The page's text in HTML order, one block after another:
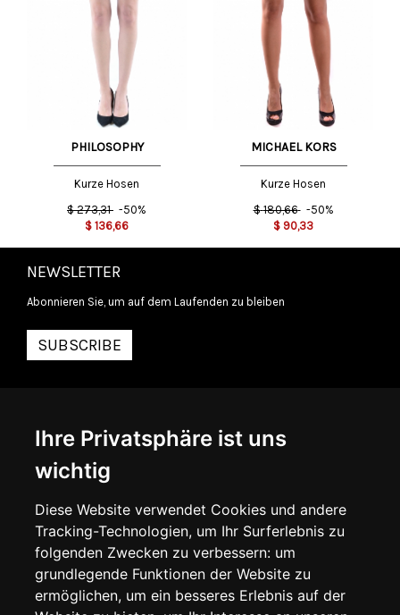
Ihre Privatsphäre ist uns
wichtig
Diese Website verwendet Cookies und andere
Tracking-Technologien, um Ihr Surferlebnis zu
folgenden Zwecken zu verbessern: um
grundlegende Funktionen der Website zu
ermöglichen, um ein besseres Erlebnis auf der
PHILOSOPHY
Kurze Hosen
$ 273,31 -50%
$ 136,66
MICHAEL KORS
Kurze Hosen
$ 180,66 -50%
$ 90,33
NEWSLETTER
Abonnieren Sie, um auf dem Laufenden zu bleiben
SUBSCRIBE
ÜBER UNS
KONTAKTIEREN SIE UNS
ALLGEMEINE GESCHÄFTSBEDINGUNGEN
LIEFERINFORMATIONEN
DATENSCHUTZERKLÄRUNG
COOKIE-RICHTLINIE
MEIN KONTO